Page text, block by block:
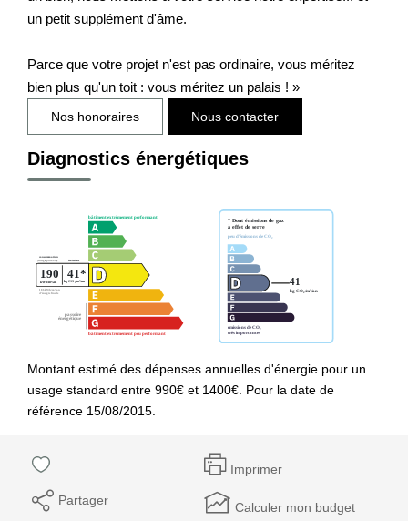
un petit supplément d'âme.
Parce que votre projet n'est pas ordinaire, vous méritez
bien plus qu'un toit : vous méritez un palais ! »
Nos honoraires Nous contacter
Diagnostics énergétiques
Montant estimé des dépenses annuelles d'énergie pour un
usage standard entre 990€ et 1400€. Pour la date de
référence 15/08/2015.
Imprimer
Partager Calculer mon budget